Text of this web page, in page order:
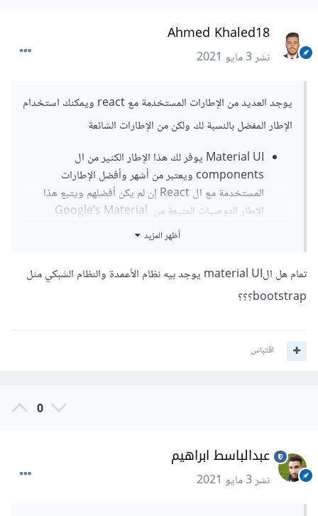
Ahmed Khaled18
نشر3 مايو 2021
يوجد العديد من الإطارات المستخدمة مع react ويمكنك استخدام
الإطار المفضل بالنسبة لك ولكن من الإطارات الشائعة
Material UI يوفر لك هذا الإطار الكثير من ال
components ويعتبر من أشهر وأفضل الإطارات
المستخدمة مع ال React إن لم يكن أفضلهم ويتبع هذا
الإطار التوصيات المتبعة من Google’s Material
Semantic UI
أظهر المزيد
تمام هل الmaterial UI يوجد بيه نظام الأعمدة والنظام الشبكي مثل
bootstrap؟؟؟
اقتباس
0
عبدالباسط ابراهيم
نشر3 مايو 2021